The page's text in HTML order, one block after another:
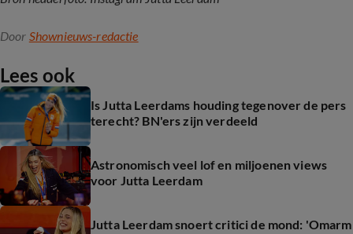
Door Shownieuws-redactie
Lees ook
Is Jutta Leerdams houding tegenover de pers
terecht? BN'ers zijn verdeeld
Astronomisch veel lof en miljoenen views
voor Jutta Leerdam
Jutta Leerdam snoert critici de mond: 'Omarm